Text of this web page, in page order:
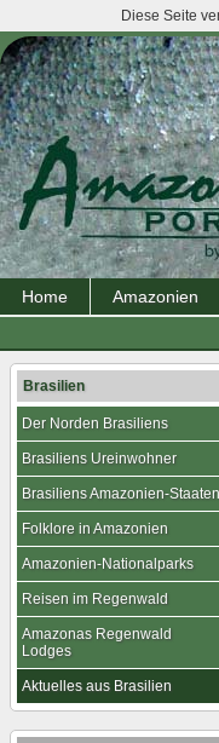
Home Amazonien
Brasilien
Der Norden Brasiliens
Brasiliens Ureinwohner
Brasiliens Amazonien-Staaten
Folklore in Amazonien
Amazonien-Nationalparks
Reisen im Regenwald
Amazonas Regenwald
Lodges
Aktuelles aus Brasilien
Diese Seite